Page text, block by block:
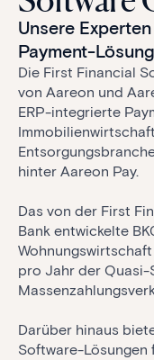
Unsere
Payment-
Die First Financial
von Aareon und
ERP-integrierte
hinter Aareon Pay.
Das von der First
Bank entwickelte
pro Jahr der Quasi-
Darüber hinaus
Software-